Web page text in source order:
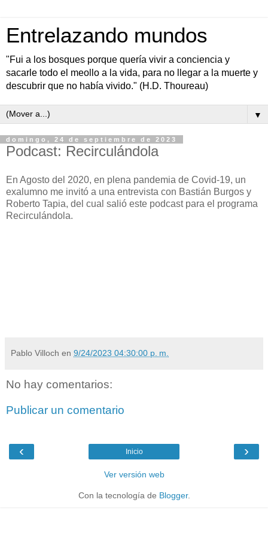
Entrelazando mundos
"Fui a los bosques porque quería vivir a conciencia y
sacarle todo el meollo a la vida, para no llegar a la muerte y
descubrir que no había vivido." (H.D. Thoureau)
▼
domingo, 24 de septiembre de 2023
Podcast: Recirculándola
En Agosto del 2020, en plena pandemia de Covid-19, un
exalumno me invitó a una entrevista con Bastián Burgos y
Roberto Tapia, del cual salió este podcast para el programa
Recirculándola.
Pablo Villoch en 9/24/2023 04:30:00 p. m.
No hay comentarios:
Publicar un comentario
‹ ›
Inicio
Ver versión web
Con la tecnología de Blogger.